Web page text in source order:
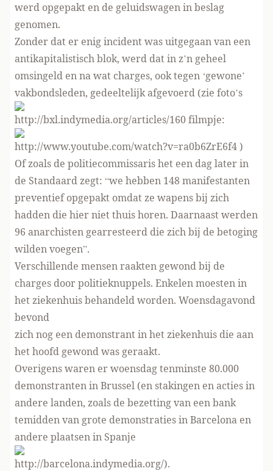
werd opgepakt en de geluidswagen in beslag
genomen.
Zonder dat er enig incident was uitgegaan van een
antikapitalistisch blok, werd dat in z’n geheel
omsingeld en na wat charges, ook tegen ‘gewone’
vakbondsleden, gedeeltelijk afgevoerd (zie foto’s
http://bxl.indymedia.org/articles/160filmpje:
http://www.youtube.com/watch?v=ra0b6ZrE6f4)
Of zoals de politiecommissaris het een dag later in
de Standaard zegt: “we hebben 148 manifestanten
preventief opgepakt omdat ze wapens bij zich
hadden die hier niet thuis horen. Daarnaast werden
96 anarchisten gearresteerd die zich bij de betoging
wilden voegen”.
Verschillende mensen raakten gewond bij de
charges door politieknuppels. Enkelen moesten in
het ziekenhuis behandeld worden. Woensdagavond
bevond
zich nog een demonstrant in het ziekenhuis die aan
het hoofd gewond was geraakt.
Overigens waren er woensdag tenminste 80.000
demonstranten in Brussel (en stakingen en acties in
andere landen, zoals de bezetting van een bank
temidden van grote demonstraties in Barcelona en
andere plaatsen in Spanje
http://barcelona.indymedia.org/).